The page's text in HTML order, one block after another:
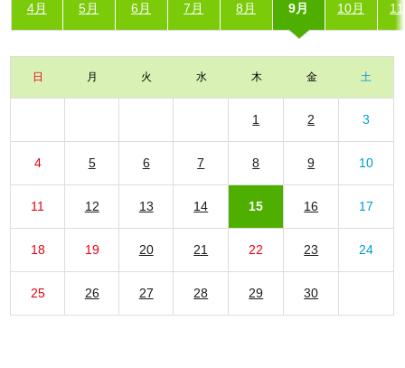
4月 5月 6月 7月 8月 9月 10月
日 月 火 水 木 金 土
1 2 3
4 5 6 7 8 9 10
11 12 13 14 15 16 17
18 19 20 21 22 23 24
25 26 27 28 29 30